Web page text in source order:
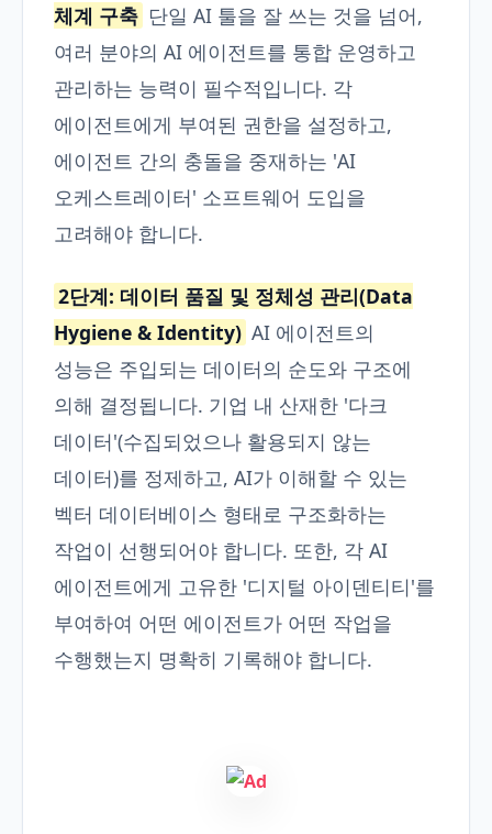
체계 구축 단일 AI 툴을 잘 쓰는 것을 넘어,
여러 분야의 AI 에이전트를 통합 운영하고
관리하는 능력이 필수적입니다. 각
에이전트에게 부여된 권한을 설정하고,
에이전트 간의 충돌을 중재하는 'AI
오케스트레이터' 소프트웨어 도입을
고려해야 합니다.
2단계: 데이터 품질 및 정체성 관리(Data
Hygiene & Identity) AI 에이전트의
성능은 주입되는 데이터의 순도와 구조에
의해 결정됩니다. 기업 내 산재한 '다크
데이터'(수집되었으나 활용되지 않는
데이터)를 정제하고, AI가 이해할 수 있는
벡터 데이터베이스 형태로 구조화하는
작업이 선행되어야 합니다. 또한, 각 AI
에이전트에게 고유한 '디지털 아이덴티티'를
부여하여 어떤 에이전트가 어떤 작업을
수행했는지 명확히 기록해야 합니다.